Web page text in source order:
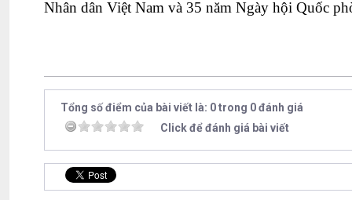
Nhân dân Việt Nam và 35 năm Ngày hội Quốc
Tổng số điểm của bài viết là: 0 trong 0 đánh giá
Click để đánh giá bài viết